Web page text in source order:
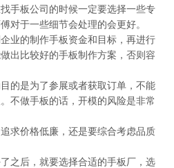
手板公司的时候一定要选择一些专
对于一些细节会处理的会更好。
业的制作手板资金和目标，再进行
出比较好的手板制作方案，否则容
的是为了参展或者获取订单，不能
不做手板的话，开模的风险是非常
求价格低廉，还是要综合考虑品质
之后，就要选择合适的手板厂，选